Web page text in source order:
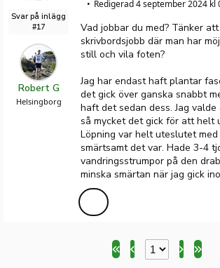
Svar på inlägg
#17
Robert G
Helsingborg
Redigerad 4 september 2024 kl
Vad jobbar du med? Tänker
skrivbordsjobb där man har
still och vila foten?
Jag har endast haft plantar
det gick över ganska snabbt
haft det sedan dess. Jag
så mycket det gick för att helt
Löpning var helt uteslutet
smärtsamt det var. Hade 3-4
vandringsstrumpor på den
minska smärtan när jag gick